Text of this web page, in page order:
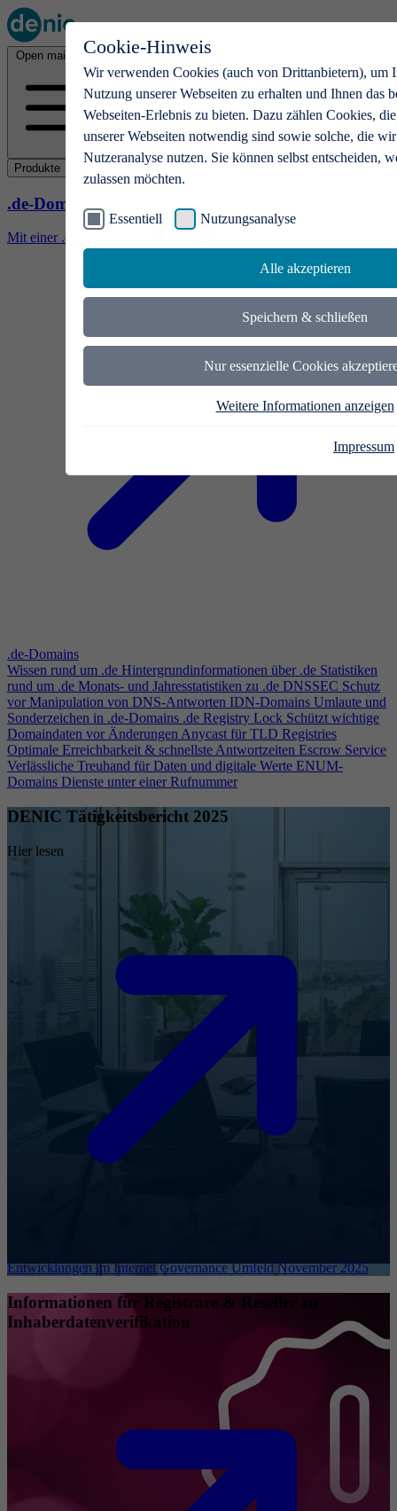
Cookie-Hinweis
Wir verwenden Cookies (auch von Drittanbietern), um
Nutzung unserer Webseiten zu erhalten und Ihnen das
Webseiten-Erlebnis zu bieten. Dazu zählen Cookies,
unserer Webseiten notwendig sind sowie solche, die
Nutzeranalyse nutzen. Sie können selbst entscheiden,
zulassen möchten.
Essentiell Nutzungsanalyse
Alle akzeptieren
Speichern & schließen
Nur essenzielle Cookies
Weitere Informationen anzeigen
Impressum
Open main menu
Produkte
.de-Domains
Mit einer .de-Domain erhalten Ideen eine Bühne
.de-Domains
Wissen rund um .de Hintergrundinformationen über .de Statistiken
rund um .de Monats- und Jahresstatistiken zu .de DNSSEC Schutz
vor Manipulation von DNS-Antworten IDN-Domains Umlaute und
Sonderzeichen in .de-Domains .de Registry Lock Schützt wichtige
Domaindaten vor ÄnderungenAnycast für TLD Registries
Optimale Erreichbarkeit & schnellste Antwortzeiten Escrow Service
Verlässliche Treuhand für Daten und digitale Werte ENUM-
Domains Dienste unter einer Rufnummer
DENIC Tätigkeitsbericht 2025
Hier lesen
Entwicklungen im Internet Governance Umfeld November 2025
Informationen für Registrare & Reseller zu
Inhaberdatenverifikation